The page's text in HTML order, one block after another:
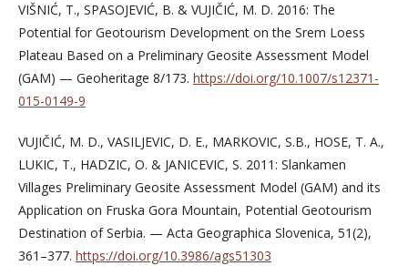
VIŠNIĆ, T., SPASOJEVIĆ, B. & VUJIČIĆ, M. D. 2016: The
Potential for Geotourism Development on the Srem Loess
Plateau Based on a Preliminary Geosite Assessment Model
(GAM) — Geoheritage 8/173. https://doi.org/10.1007/s12371-
015-0149-9
VUJIČIĆ, M. D., VASILJEVIC, D. E., MARKOVIC, S.B., HOSE, T. A.,
LUKIC, T., HADZIC, O. & JANICEVIC, S. 2011: Slankamen
Villages Preliminary Geosite Assessment Model (GAM) and its
Application on Fruska Gora Mountain, Potential Geotourism
Destination of Serbia. — Acta Geographica Slovenica, 51(2),
361–377. https://doi.org/10.3986/ags51303